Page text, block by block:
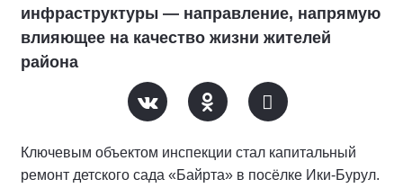
инфраструктуры — направление, напрямую
влияющее на качество жизни жителей
района
Ключевым объектом инспекции стал капитальный
ремонт детского сада «Байрта» в посёлке Ики‑Бурул.